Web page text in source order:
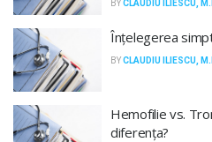
BYCLAUDIU ILIESCU,
Înțelegerea
BYCLAUDIU ILIESCU,
Hemofilie vs.
diferența?